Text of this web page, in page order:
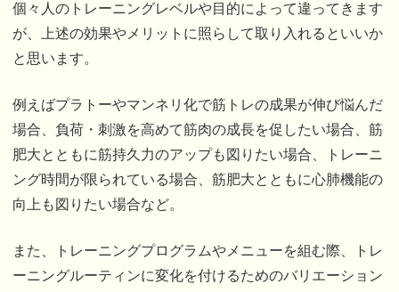
個々人のトレーニングレベルや目的によって違ってきます
が、上述の効果やメリットに照らして取り入れるといいか
と思います。
例えばプラトーやマンネリ化で筋トレの成果が伸び悩んだ
場合、負荷・刺激を高めて筋肉の成長を促したい場合、筋
肥大とともに筋持久力のアップも図りたい場合、トレーニ
ング時間が限られている場合、筋肥大とともに心肺機能の
向上も図りたい場合など。
また、トレーニングプログラムやメニューを組む際、トレ
ーニングルーティンに変化を付けるためのバリエーション